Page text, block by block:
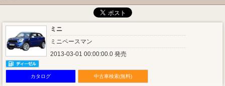
ミニ
ミニペースマン
2013-03-01 00:00:00.0 発売
カタログ 中古車検索(無料)